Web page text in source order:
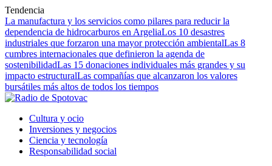
Tendencia
La manufactura y los servicios como pilares para reducir la
dependencia de hidrocarburos en ArgeliaLos 10 desastres
industriales que forzaron una mayor protección ambientalLas 8
cumbres internacionales que definieron la agenda de
sostenibilidadLas 15 donaciones individuales más grandes y su
impacto estructuralLas compañías que alcanzaron los valores
bursátiles más altos de todos los tiempos
Cultura y ocio
Inversiones y negocios
Ciencia y tecnología
Responsabilidad social